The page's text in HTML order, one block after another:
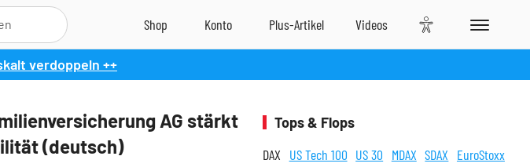
verdoppeln ++
AG stärkt
(deutsch)
Tops & Flops
DAX US Tech 100 US 30 MDAX SDAX EuroStoxx